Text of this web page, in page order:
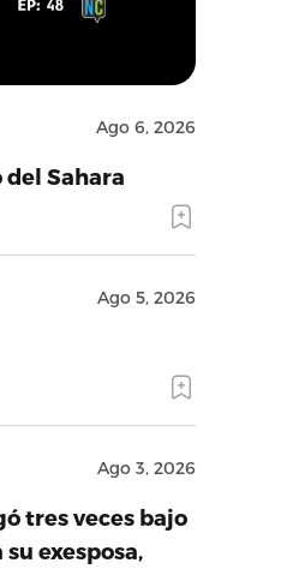
Ago 6, 2026
del Sahara
Ago 5, 2026
Ago 3, 2026
tres veces bajo
exesposa,